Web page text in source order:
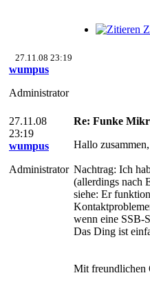
27.11.08 23:19
wumpus
Administrator
27.11.08
23:19
wumpus
Administrator
Re: Funke
Hallo zusammen,
Nachtrag: Ich
(allerdings nach
siehe: Er
wenn eine SSB-
Das Ding ist
Mit freundlichen